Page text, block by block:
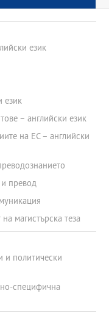
език
език
– английски език
на ЕС – английски
превод
магистърска теза
и политически
специфична